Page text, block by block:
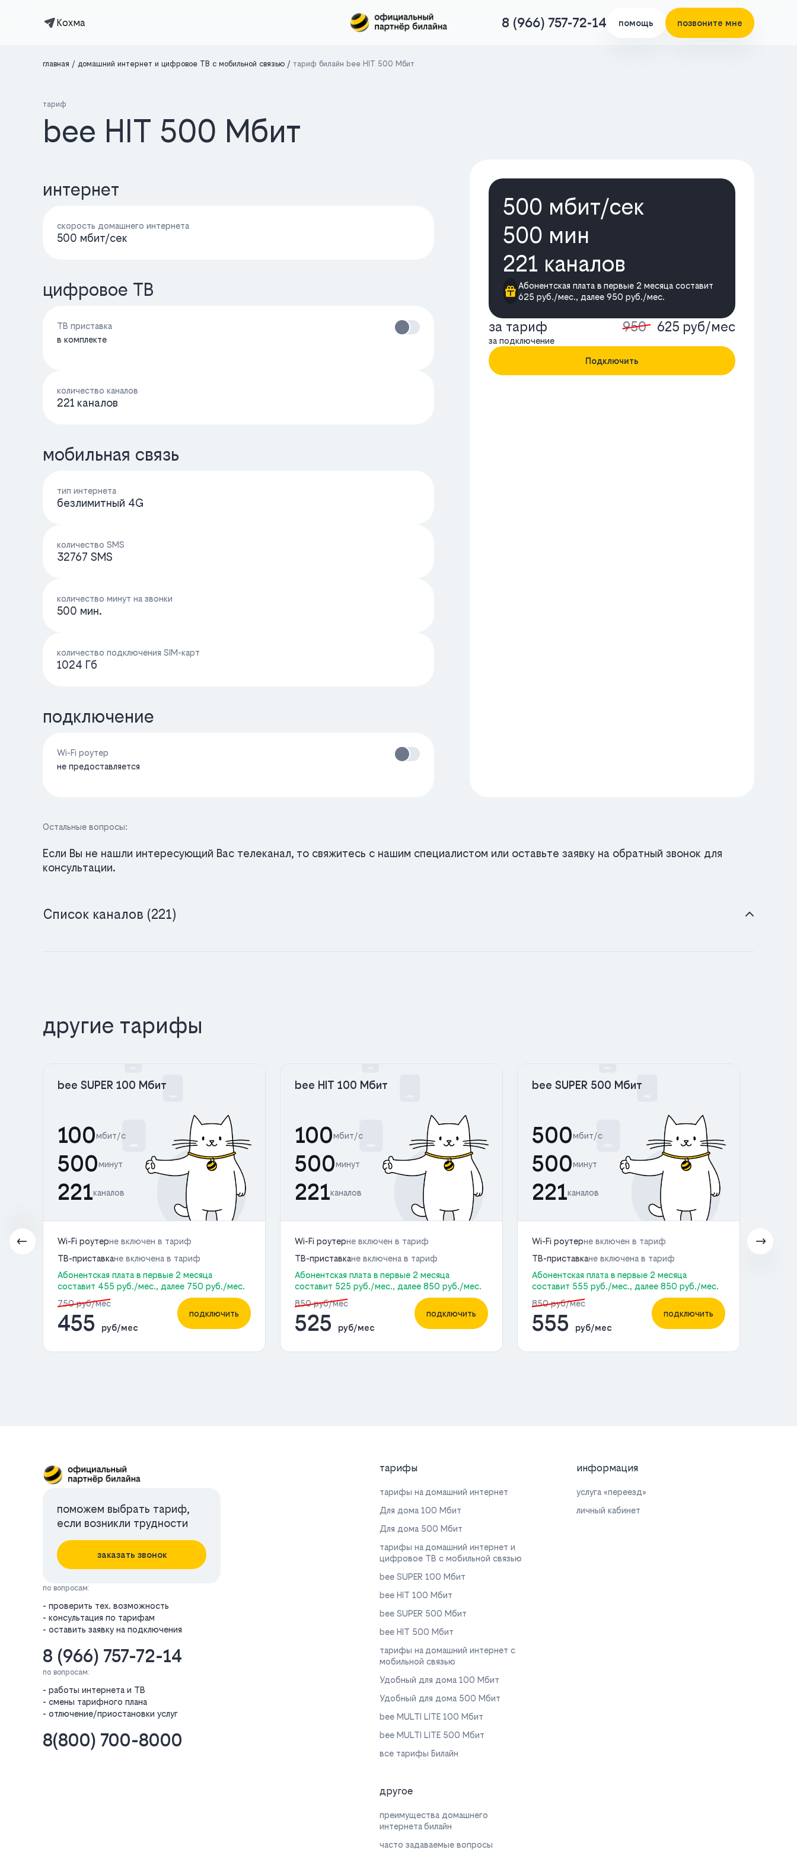
Кохма 8 (966) 757-72-14 помощь позвоните мне
главная домашний интернет и цифровое ТВ с мобильной связью тариф билайн bee HIT 500 Мбит
тариф
bee HIT 500 Мбит
интернет
скорость домашнего интернета
500 мбит/cек
цифровое ТВ
ТВ приставка
в комплекте
количество каналов
221 каналов
мобильная связь
тип интернета
безлимитный 4G
количество SMS
32767 SMS
количество минут на звонки
500 мин.
количество подключения SIM-карт
1024 Гб
подключение
Wi-Fi роутер
не предоставляется
500 мбит/cек
500 мин
221 каналов
Абонентская плата в первые 2 месяца составит
625 руб./мес., далее 950 руб./мес.
за тариф 950 625 руб/мес
за подключение
Подключить
Остальные вопросы:
Если Вы не нашли интересующий Вас телеканал, то свяжитесь с нашим специалистом или оставьте заявку на обратный звонок для
консультации.
Список каналов (221)
другие тарифы
bee SUPER 100 Мбит
100мбит/с
500минут
221каналов
Wi-Fi роутерне включен в тариф
ТВ-приставкане включена в тариф
Абонентская плата в первые 2 месяца
составит 455 руб./мес., далее 750 руб./мес.
750 руб/мес
455 руб/мес
подключить
bee HIT 100 Мбит
100мбит/с
500минут
221каналов
Wi-Fi роутерне включен в тариф
ТВ-приставкане включена в тариф
Абонентская плата в первые 2 месяца
составит 525 руб./мес., далее 850 руб./мес.
850 руб/мес
525 руб/мес
подключить
bee SUPER 500 Мбит
500мбит/с
500минут
221каналов
Wi-Fi роутерне включен в тариф
ТВ-приставкане включена в тариф
Абонентская плата в первые 2 месяца
составит 555 руб./мес., далее 850 руб./мес.
850 руб/мес
555 руб/мес
подключить
поможем выбрать тариф,
если возникли трудности
заказать звонок
по вопросам:
- проверить тех. возможность
- консультация по тарифам
- оставить заявку на подключения
8 (966) 757-72-14
по вопросам:
- работы интернета и ТВ
- смены тарифного плана
- отлючение/приостановки услуг
8(800) 700-8000
тарифы
тарифы на домашний интернет
Для дома 100 Мбит
Для дома 500 Мбит
тарифы на домашний интернет и
цифровое ТВ с мобильной связью
bee SUPER 100 Мбит
bee HIT 100 Мбит
bee SUPER 500 Мбит
bee HIT 500 Мбит
тарифы на домашний интернет с
мобильной связью
Удобный для дома 100 Мбит
Удобный для дома 500 Мбит
bee MULTI LITE 100 Мбит
bee MULTI LITE 500 Мбит
все тарифы Билайн
информация
услуга «переезд»
личный кабинет
другое
преимущества домашнего
интернета билайн
часто задаваемые вопросы